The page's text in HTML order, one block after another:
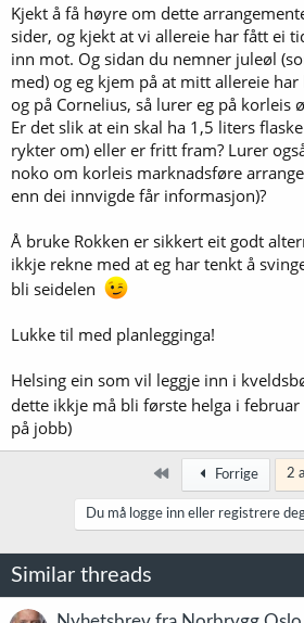
Kjekt å få høyre om dette
sider, og kjekt at vi allereie har fått ei
inn mot. Og sidan du nemner juleøl
med) og eg kjem på at mitt allereie
og på Cornelius, så lurer eg på korleis
Er det slik at ein skal ha 1,5 liters
rykter om) eller er fritt fram? Lurer
noko om korleis marknadsføre
enn dei innvigde får informasjon)?
Å bruke Rokken er sikkert eit godt
ikkje rekne med at eg har tenkt å
bli seidelen
Lukke til med planlegginga!
Helsing ein som vil leggje inn i
dette ikkje må bli første helga i
på jobb)
Først Forrige 2
Du må logge inn eller registrere
Similar threads